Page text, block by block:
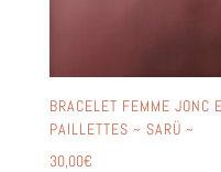
BRACELET FEMME JONC
PAILLETTES ~ SARÜ ~
30,00€